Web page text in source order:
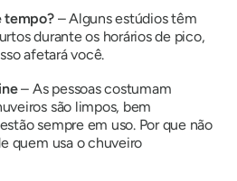
tempo?– Alguns estúdios têm
durante os horários de pico,
afetará você.
– As pessoas costumam
são limpos, bem
sempre em uso. Por que não
quem usa o chuveiro